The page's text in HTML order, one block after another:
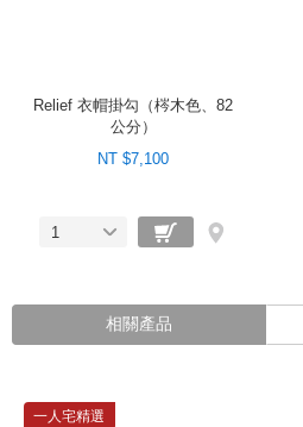
Relief 衣帽掛勾（梣木色、82
公分）
NT $7,100
1
相關產品
一人宅精選